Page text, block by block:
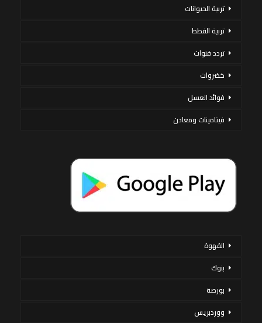
تربية الحيوانات
تربية القطط
تردد قنوات
خضروات
فوائد العسل
فيتامينات ومعادن
القهوة
بنوك
بورصة
ووردبريس